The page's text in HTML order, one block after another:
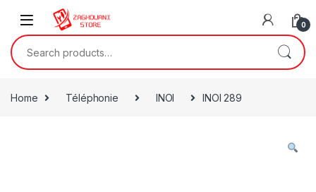
0
Home Téléphonie INOI INOI 289